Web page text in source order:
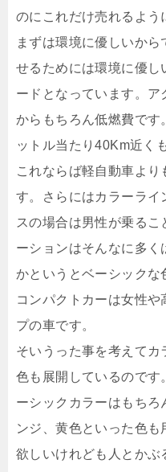
のにこれだけ売れるよう
まずは環境に優しいか
せるためには環境に優し
ードとなっています。
からもちろん低燃費です
ットル当たり40Km近く
これならば軽自動車より
す。さらにはカラーライ
スの場合は男性が乗る
ーションはそんなに多く
かというとベーシックな
コンパクトカーは女性や
プの車です。
そいうった事を考えて
色も展開しているのです
ーシックカラーはもちろ
ンジ、黄色といった色
欲しいけれども人とか